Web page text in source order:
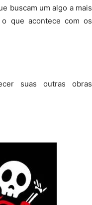
buscam um algo a mais
que acontece com os
suas outras obras